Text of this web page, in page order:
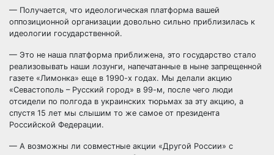
— Получается, что идеологическая платформа вашей
оппозиционной организации довольно сильно приблизилась к
идеологии государственной.
— Это не наша платформа приближена, это государство стало
реализовывать наши лозунги, напечатанные в ныне запрещенной
газете «Лимонка» еще в 1990-х годах. Мы делали акцию
«Севастополь – Русский город» в 99-м, после чего люди
отсидели по полгода в украинских тюрьмах за эту акцию, а
спустя 15 лет мы слышим то же самое от президента
Российской Федерации.
— А возможны ли совместные акции «Другой России» с